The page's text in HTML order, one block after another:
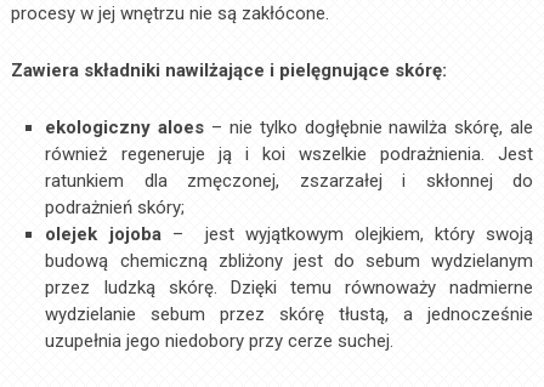
procesy w jej wnętrzu nie są zakłócone.
Zawiera składniki nawilżające i pielęgnujące skórę:
ekologiczny aloes – nie tylko dogłębnie nawilża skórę, ale
również regeneruje ją i koi wszelkie podrażnienia. Jest
ratunkiem dla zmęczonej, zszarzałej i skłonnej do
podrażnień skóry;
olejek jojoba – jest wyjątkowym olejkiem, który swoją
budową chemiczną zbliżony jest do sebum wydzielanym
przez ludzką skórę. Dzięki temu równoważy nadmierne
wydzielanie sebum przez skórę tłustą, a jednocześnie
uzupełnia jego niedobory przy cerze suchej.